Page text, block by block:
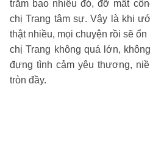
trăm bao nhiêu đó, đỡ mất
chị Trang tâm sự. Vậy là khi
thật nhiều, mọi chuyện rồi sẽ
chị Trang không quá lớn,
đựng tình cảm yêu thương,
tròn đầy.